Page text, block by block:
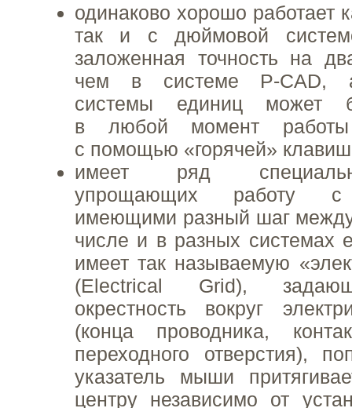
одинаково хорошо работает
так и с дюймовой
заложенная точность на
чем в системе P-CAD,
системы единиц может
в любой момент
с помощью «горячей»
имеет ряд
упрощающих работу с
имеющими разный шаг
числе и в разных системах
имеет так называемую
(Electrical Grid),
окрестность вокруг
(конца проводника,
переходного отверстия),
указатель мыши
центру независимо от